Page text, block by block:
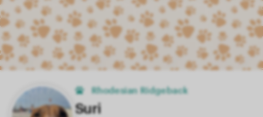
Rhodesian Ridgeback
Suri